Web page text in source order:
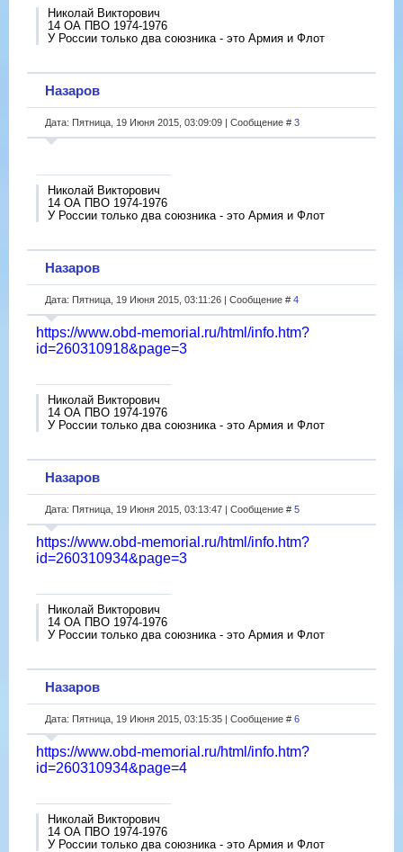
Николай Викторович
14 ОА ПВО 1974-1976
У России только два союзника - это Армия и Флот
Назаров
Дата: Пятница, 19 Июня 2015, 03:09:09 | Сообщение # 3
Николай Викторович
14 ОА ПВО 1974-1976
У России только два союзника - это Армия и Флот
Назаров
Дата: Пятница, 19 Июня 2015, 03:11:26 | Сообщение # 4
https://www.obd-memorial.ru/html/info.htm?
id=260310918&page=3
Николай Викторович
14 ОА ПВО 1974-1976
У России только два союзника - это Армия и Флот
Назаров
Дата: Пятница, 19 Июня 2015, 03:13:47 | Сообщение # 5
https://www.obd-memorial.ru/html/info.htm?
id=260310934&page=3
Николай Викторович
14 ОА ПВО 1974-1976
У России только два союзника - это Армия и Флот
Назаров
Дата: Пятница, 19 Июня 2015, 03:15:35 | Сообщение # 6
https://www.obd-memorial.ru/html/info.htm?
id=260310934&page=4
Николай Викторович
14 ОА ПВО 1974-1976
У России только два союзника - это Армия и Флот